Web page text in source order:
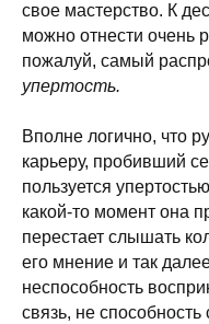
свое мастерство. К
можно отнести очень
пожалуй, самый
упертость.
Вполне логично, что
карьеру, пробивший
пользуется
какой-то момент она
перестает слышать
его мнение и так
неспособность
связь, не